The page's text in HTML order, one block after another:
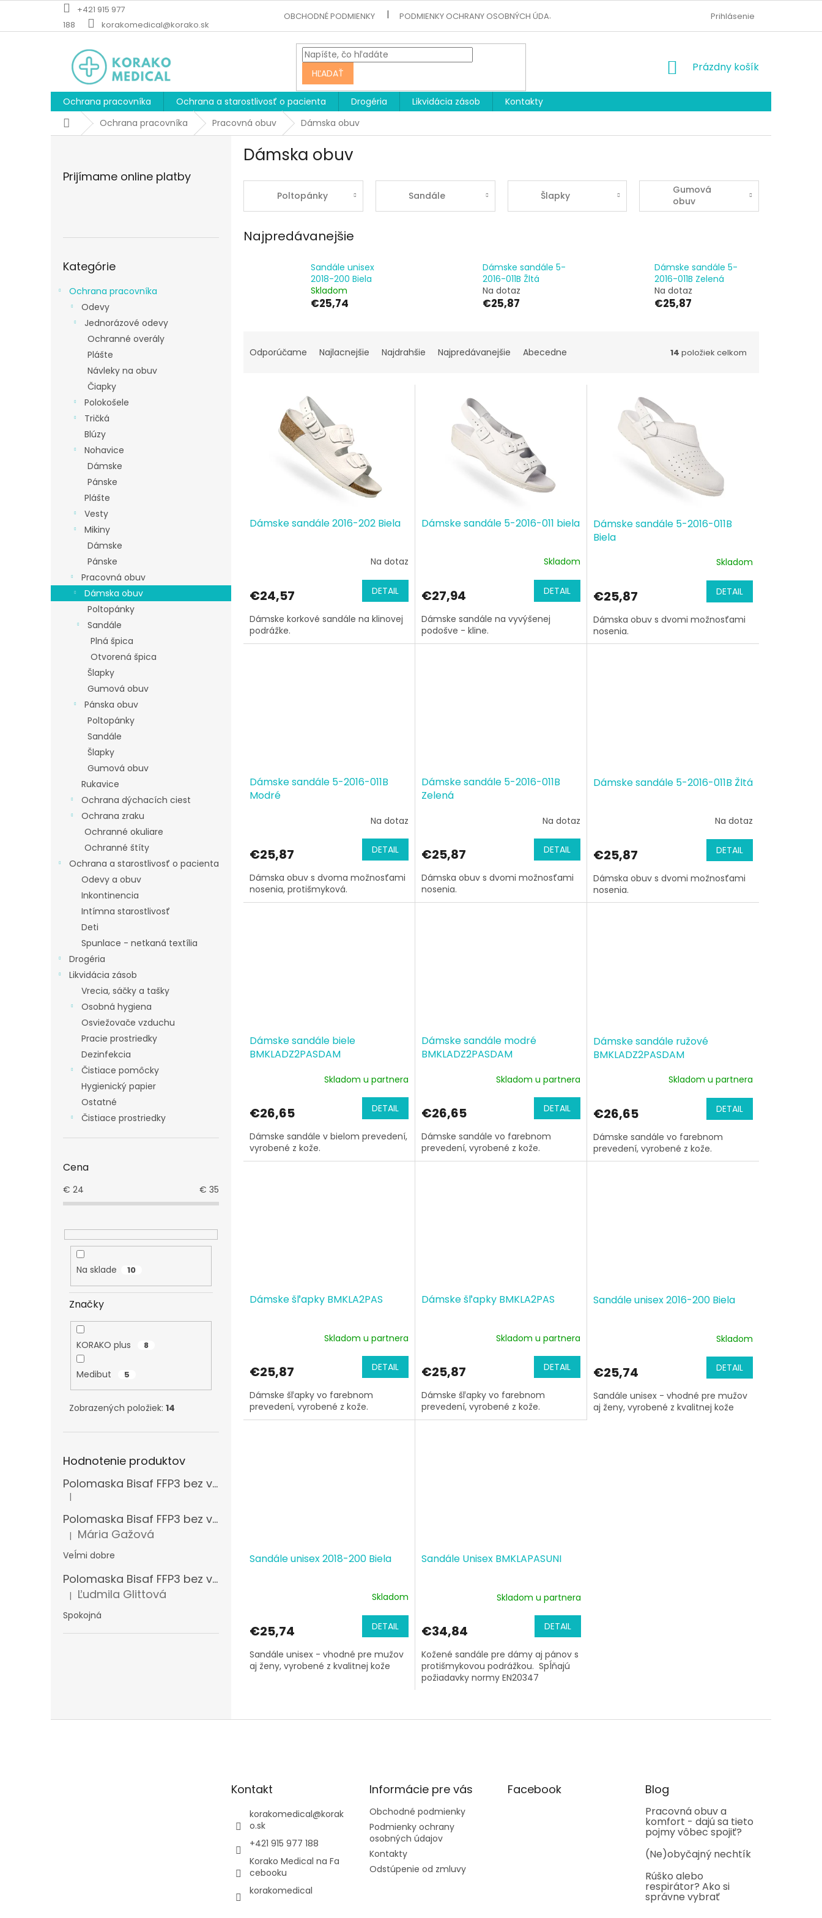
obsah
+421 915 977
188
korakomedical@korako.sk
OBCHODNÉ PODMIENKY PODMIENKY OCHRANY OSOBNÝCH ÚDAJOV ODSTÚPENIE OD ZMLUVY
Prihlásenie
HĽADAŤ
NÁKUPNÝ
Prázdny košík
Ochrana pracovníka Ochrana a starostlivosť o pacienta Drogéria Likvidácia zásob
Kontakty
DomovOchrana pracovníka Pracovná obuv Dámska obuv
Prijímame online platby
kategórie
Kategórie
Ochrana pracovníka
Odevy
Jednorázové odevy
Ochranné overály
Plášte
Návleky na obuv
Čiapky
Polokošele
Tričká
Blúzy
Nohavice
Dámske
Pánske
Plášte
Vesty
Mikiny
Dámske
Pánske
Pracovná obuv
Dámska obuv
Poltopánky
Sandále
Plná špica
Otvorená špica
Šlapky
Gumová obuv
Pánska obuv
Poltopánky
Sandále
Šlapky
Gumová obuv
Rukavice
Ochrana dýchacích ciest
Ochrana zraku
Ochranné okuliare
Ochranné štíty
Ochrana a starostlivosť o pacienta
Odevy a obuv
Inkontinencia
Intímna starostlivosť
Deti
Spunlace - netkaná textília
Drogéria
Likvidácia zásob
Vrecia, sáčky a tašky
Osobná hygiena
Osviežovače vzduchu
Pracie prostriedky
Dezinfekcia
Čistiace pomôcky
Hygienický papier
Ostatné
Čistiace prostriedky
Cena
€ 24 € 35
Na sklade 10
Značky
KORAKO plus 8
Medibut 5
Zobrazených položiek: 14
Hodnotenie produktov
Polomaska Bisaf FFP3 bez ventilčeka , balenie 15 ks
Hodnotenie produktu je 5 z 5 hviezdičiek.
|
Polomaska Bisaf FFP3 bez ventilčeka 99 % , balenie 1 ks
Hodnotenie produktu je 5 z 5 hviezdičiek.
| Mária Gažová
Veĺmi dobre
Polomaska Bisaf FFP3 bez ventilčeka , balenie 15 ks
Hodnotenie produktu je 5 z 5 hviezdičiek.
| Ľudmila Glittová
Spokojná
Dámska obuv
Poltopánky Sandále Šlapky
Gumová
obuv
Najpredávanejšie
Sandále unisex
2018-200 Biela
Skladom
€25,74
Dámske sandále 5-
2016-011B Žltá
Na dotaz
€25,87
Dámske sandále 5-
2016-011B Zelená
Na dotaz
€25,87
a
o
Odporúčame Najlacnejšie Najdrahšie Najpredávanejšie Abecedne 14 položiek celkom
Dámske sandále 2016-202 Biela
Na dotaz
€24,57 DETAIL
Dámske korkové sandále na klinovej
podrážke.
Dámske sandále 5-2016-011 biela
Skladom
€27,94 DETAIL
Dámske sandále na vyvýšenej
podošve - kline.
Dámske sandále 5-2016-011B
Biela
Skladom
€25,87 DETAIL
Dámska obuv s dvomi možnosťami
nosenia.
Dámske sandále 5-2016-011B
Modré
Na dotaz
€25,87 DETAIL
Dámska obuv s dvoma možnosťami
nosenia, protišmyková.
Dámske sandále 5-2016-011B
Zelená
Na dotaz
€25,87 DETAIL
Dámska obuv s dvomi možnosťami
nosenia.
Dámske sandále 5-2016-011B Žltá
Na dotaz
€25,87 DETAIL
Dámska obuv s dvomi možnosťami
nosenia.
Dámske sandále biele
BMKLADZ2PASDAM
Skladom u partnera
€26,65 DETAIL
Dámske sandále v bielom prevedení,
vyrobené z kože.
Dámske sandále modré
BMKLADZ2PASDAM
Skladom u partnera
€26,65 DETAIL
Dámske sandále vo farebnom
prevedení, vyrobené z kože.
Dámske sandále ružové
BMKLADZ2PASDAM
Skladom u partnera
€26,65 DETAIL
Dámske sandále vo farebnom
prevedení, vyrobené z kože.
Dámske šľapky BMKLA2PAS
Skladom u partnera
€25,87 DETAIL
Dámske šľapky vo farebnom
prevedení, vyrobené z kože.
Dámske šľapky BMKLA2PAS
Skladom u partnera
€25,87 DETAIL
Dámske šľapky vo farebnom
prevedení, vyrobené z kože.
Sandále unisex 2016-200 Biela
Skladom
€25,74 DETAIL
Sandále unisex - vhodné pre mužov
aj ženy, vyrobené z kvalitnej kože
Sandále unisex 2018-200 Biela
Skladom
€25,74 DETAIL
Sandále unisex - vhodné pre mužov
aj ženy, vyrobené z kvalitnej kože
Sandále Unisex BMKLAPASUNI
Skladom u partnera
€34,84 DETAIL
Kožené sandále pre dámy aj pánov s
protišmykovou podrážkou. Spĺňajú
požiadavky normy EN20347
v
Kontakt
korakomedical@korak
o.sk
+421 915 977 188
Korako Medical na Fa
cebooku
korakomedical
Informácie pre vás
Obchodné podmienky
Podmienky ochrany
osobných údajov
Kontakty
Odstúpenie od zmluvy
Facebook Blog
Pracovná obuv a
komfort - dajú sa tieto
pojmy vôbec spojiť?
(Ne)obyčajný nechtík
Rúško alebo
respirátor? Ako si
správne vybrať